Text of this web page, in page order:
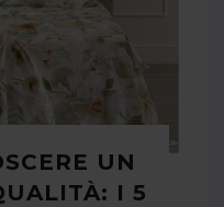
UN
I 5